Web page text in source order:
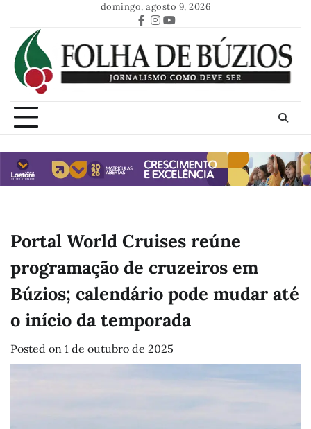
content
domingo, agosto 9, 2026
Facebook
Instagram
Youtube
Portal World Cruises reúne
programação de cruzeiros em
Búzios; calendário pode mudar até
o início da temporada
Posted on 1 de outubro de 2025